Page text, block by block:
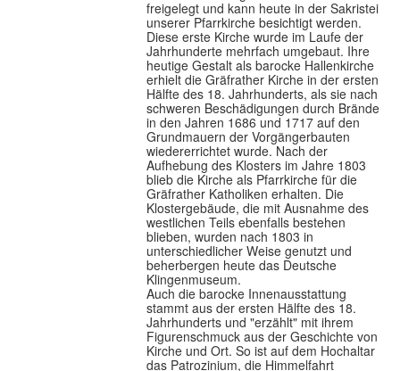
freigelegt und kann heute in der Sakristei
unserer Pfarrkirche besichtigt werden.
Diese erste Kirche wurde im Laufe der
Jahrhunderte mehrfach umgebaut. Ihre
heutige Gestalt als barocke Hallenkirche
erhielt die Gräfrather Kirche in der ersten
Hälfte des 18. Jahrhunderts, als sie nach
schweren Beschädigungen durch Brände
in den Jahren 1686 und 1717 auf den
Grundmauern der Vorgängerbauten
wiedererrichtet wurde. Nach der
Aufhebung des Klosters im Jahre 1803
blieb die Kirche als Pfarrkirche für die
Gräfrather Katholiken erhalten. Die
Klostergebäude, die mit Ausnahme des
westlichen Teils ebenfalls bestehen
blieben, wurden nach 1803 in
unterschiedlicher Weise genutzt und
beherbergen heute das Deutsche
Klingenmuseum.
Auch die barocke Innenausstattung
stammt aus der ersten Hälfte des 18.
Jahrhunderts und "erzählt" mit ihrem
Figurenschmuck aus der Geschichte von
Kirche und Ort. So ist auf dem Hochaltar
das Patrozinium, die Himmelfahrt